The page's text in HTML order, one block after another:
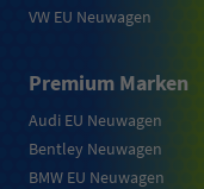
VW EU Neuwagen
Premium Marken
Audi EU Neuwagen
Bentley Neuwagen
BMW EU Neuwagen